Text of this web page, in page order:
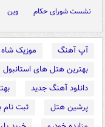
نشست شورای حکام
وین
آپ آهنگ موزیک شاه
بهترین هتل های استانبول
دانلود آهنگ جدید
پرشین هتل
ثبت نام